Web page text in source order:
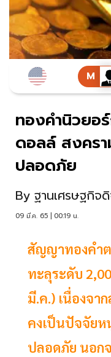
ทองคำนิวยอ
ดอลล์ สงคร
ปลอดภัย
By ฐานเศรษฐกิจ
09 มี.ค. 65 | 00:19 น.
สัญญาทองคำ
ทะลุระดับ
มี.ค.) เนื่องจา
คงเป็นปัจจัย
ปลอดภัย นอก